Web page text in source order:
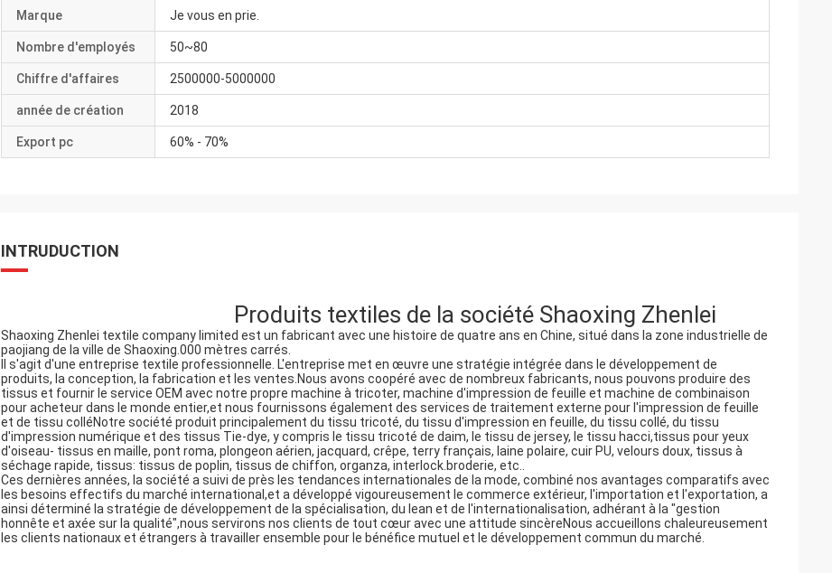
Marque Je vous en prie.
Nombre d'employés 50~80
Chiffre d'affaires 2500000-5000000
année de création 2018
Export pc 60% - 70%
INTRUDUCTION
Produits textiles de la société Shaoxing Zhenlei
Shaoxing Zhenlei textile company limited est un fabricant avec une histoire de quatre ans en Chine, situé dans la zone industrielle de
paojiang de la ville de Shaoxing.000 mètres carrés.
Il s'agit d'une entreprise textile professionnelle. L'entreprise met en œuvre une stratégie intégrée dans le développement de
produits, la conception, la fabrication et les ventes.Nous avons coopéré avec de nombreux fabricants, nous pouvons produire des
tissus et fournir le service OEM avec notre propre machine à tricoter, machine d'impression de feuille et machine de combinaison
pour acheteur dans le monde entier,et nous fournissons également des services de traitement externe pour l'impression de feuille
et de tissu colléNotre société produit principalement du tissu tricoté, du tissu d'impression en feuille, du tissu collé, du tissu
d'impression numérique et des tissus Tie-dye, y compris le tissu tricoté de daim, le tissu de jersey, le tissu hacci,tissus pour yeux
d'oiseau- tissus en maille, pont roma, plongeon aérien, jacquard, crêpe, terry français, laine polaire, cuir PU, velours doux, tissus à
séchage rapide, tissus: tissus de poplin, tissus de chiffon, organza, interlock.broderie, etc..
Ces dernières années, la société a suivi de près les tendances internationales de la mode, combiné nos avantages comparatifs avec
les besoins effectifs du marché international,et a développé vigoureusement le commerce extérieur, l'importation et l'exportation, a
ainsi déterminé la stratégie de développement de la spécialisation, du lean et de l'internationalisation, adhérant à la "gestion
honnête et axée sur la qualité",nous servirons nos clients de tout cœur avec une attitude sincèreNous accueillons chaleureusement
les clients nationaux et étrangers à travailler ensemble pour le bénéfice mutuel et le développement commun du marché.